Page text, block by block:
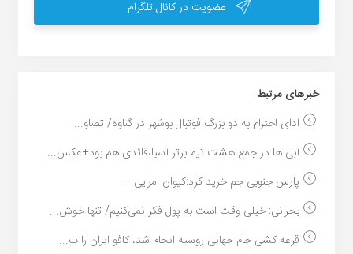
عضویت در کانال تلگرام
خبر‌های مرتبط
ادای احترام به دو بزرگ فوتبال بوشهر در گناوه/ تصاو...
آبی ها در جمع هشت تیم برتر آسیا،قائدی هم بود+عکس...
پارس جنوبی جم خرید کرد:کیوان امرایی...
بحرانی: خیلی وقت است به پول فکر نمی‌کنیم/ تنها خوش...
قرعه کشی جام جهانی روسیه انجام شد، کافو ایران را ب...